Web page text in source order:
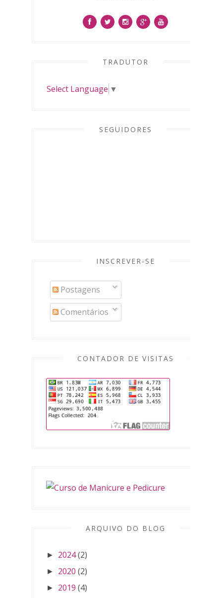
TRADUTOR
Select Language ▼
SEGUIDORES
INSCREVER-SE
Postagens
Comentários
CONTADOR DE VISITAS
ARQUIVO DO BLOG
► 2024(2)
► 2020 (2)
► 2019 (4)